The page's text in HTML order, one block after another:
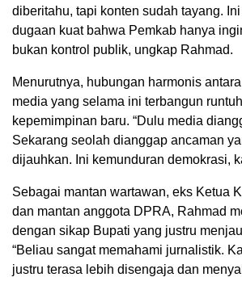
diberitahu, tapi konten sudah tayang.
dugaan kuat bahwa Pemkab hanya
bukan kontrol publik, ungkap Rahmad.
Menurutnya, hubungan harmonis
media yang selama ini terbangun
kepemimpinan baru. “Dulu media
Sekarang seolah dianggap ancaman
dijauhkan. Ini kemunduran demokrasi,
Sebagai mantan wartawan, eks Ketua
dan mantan anggota DPRA, Rahmad
dengan sikap Bupati yang justru
“Beliau sangat memahami jurnalistik.
justru terasa lebih disengaja dan